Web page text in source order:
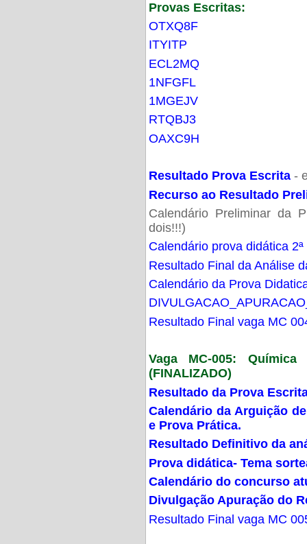
Provas Escritas:
OTXQ8F
ITYITP
ECL2MQ
1NFGFL
1MGEJV
RTQBJ3
OAXC9H
Resultado Prova Escrita -
Recurso ao Resultado
Calendário Preliminar da
dois!!!)
Calendário prova didática
Resultado Final da Análise
Calendário da Prova
Resultado Final vaga MC
Vaga MC-005:
(FINALIZADO)
Resultado da Prova
Calendário da Arguição
e Prova Prática.
Resultado Definitivo da
Prova didática- Tema
Calendário do concurso
Divulgação Apuração do
Resultado Final vaga MC